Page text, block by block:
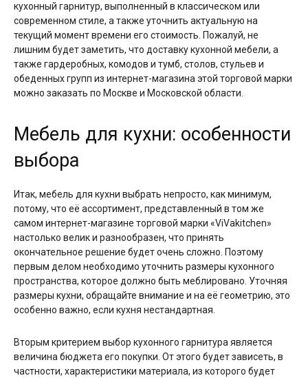
кухонный гарнитур, выполненный в классическом или
современном стиле, а также уточнить актуальную на
текущий момент времени его стоимость. Пожалуй, не
лишним будет заметить, что доставку кухонной мебели, а
также гардеробных, комодов и тумб, столов, стульев и
обеденных групп из интернет-магазина этой торговой марки
можно заказать по Москве и Московской области.
Мебель для кухни: особенности
выбора
Итак, мебель для кухни выбрать непросто, как минимум,
потому, что её ассортимент, представленный в том же
самом интернет-магазине торговой марки «ViVakitchen»
настолько велик и разнообразен, что принять
окончательное решение будет очень сложно. Поэтому
первым делом необходимо уточнить размеры кухонного
пространства, которое должно быть меблировано. Уточняя
размеры кухни, обращайте внимание и на её геометрию, это
особенно важно, если кухня нестандартная.
Вторым критерием выбор кухонного гарнитура является
величина бюджета его покупки. От этого будет зависеть, в
частности, характеристики материала, из которого будет